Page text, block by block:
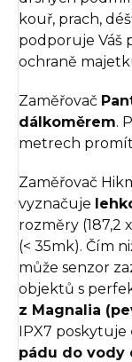
kouř, prach,
podporuje Váš
ochraně
Zaměřovač
dálkoměrem.
metrech
Zaměřovač
vyznačuje
rozměry (187,2
(< 35mk). Čím
může senzor
objektů s
z Magnalia
IPX7 poskytuje
pádu do vody